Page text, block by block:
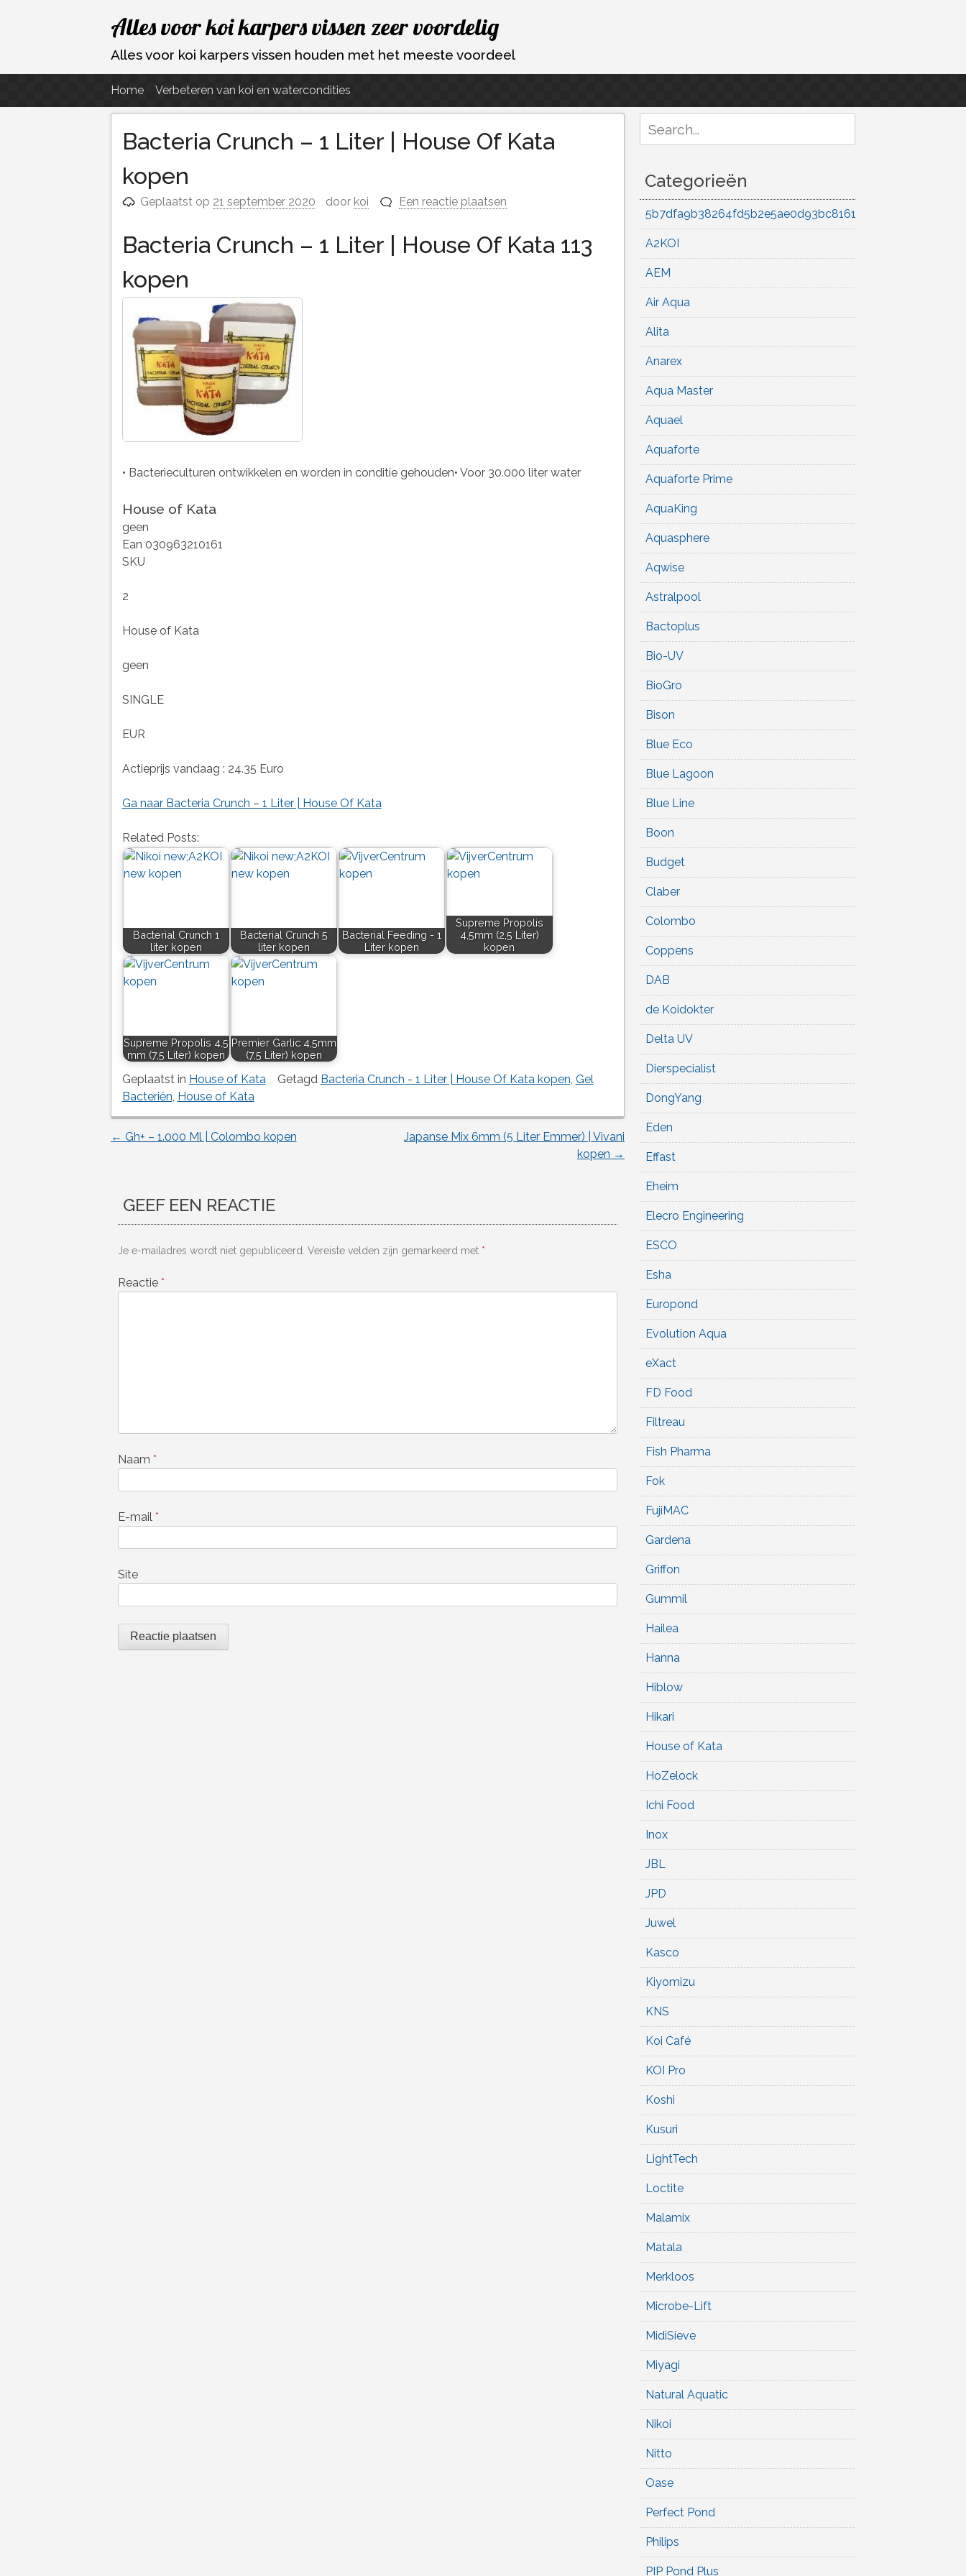
Ga
naar
de
Alles voor koi karpers vissen zeer voordelig
Alles voor koi karpers vissen houden met het meeste voordeel
Home Verbeteren van koi en watercondities
Bacteria Crunch – 1 Liter | House Of Kata
kopen
Geplaatst op 21 september 2020 door koi Een reactie plaatsen
Bacteria Crunch – 1 Liter | House Of Kata 113
kopen
• Bacterieculturen ontwikkelen en worden in conditie gehouden• Voor 30.000 liter water
House of Kata
geen
Ean 030963210161
SKU
2
House of Kata
geen
SINGLE
EUR
Actieprijs vandaag : 24.35 Euro
Ga naar Bacteria Crunch – 1 Liter | House Of Kata
Related Posts:
Bacterial Crunch 1
liter kopen
Bacterial Crunch 5
liter kopen
Bacterial Feeding - 1
Liter kopen
Supreme Propolis
4,5mm (2,5 Liter)
kopen
Supreme Propolis 4,5
mm (7,5 Liter) kopen
Premier Garlic 4,5mm
(7,5 Liter) kopen
Geplaatst in House of Kata Getagd Bacteria Crunch - 1 Liter | House Of Kata kopen, Gel
Bacteriën, House of Kata
Berichtnavigatie
← Gh+ – 1.000 Ml | Colombo kopen
Japanse Mix 6mm (5 Liter Emmer) | Vivani
kopen →
GEEF EEN REACTIE
Je e-mailadres wordt niet gepubliceerd. Vereiste velden zijn gemarkeerd met *
Reactie *
Naam *
E-mail *
Site
for:
Categorieën
5b7dfa9b38264fd5b2e5ae0d93bc8161
A2KOI
AEM
Air Aqua
Alita
Anarex
Aqua Master
Aquael
Aquaforte
Aquaforte Prime
AquaKing
Aquasphere
Aqwise
Astralpool
Bactoplus
Bio-UV
BioGro
Bison
Blue Eco
Blue Lagoon
Blue Line
Boon
Budget
Claber
Colombo
Coppens
DAB
de Koidokter
Delta UV
Dierspecialist
DongYang
Eden
Effast
Eheim
Elecro Engineering
ESCO
Esha
Europond
Evolution Aqua
eXact
FD Food
Filtreau
Fish Pharma
Fok
FujiMAC
Gardena
Griffon
Gummil
Hailea
Hanna
Hiblow
Hikari
House of Kata
HoZelock
Ichi Food
Inox
JBL
JPD
Juwel
Kasco
Kiyomizu
KNS
Koi Café
KOI Pro
Koshi
Kusuri
LightTech
Loctite
Malamix
Matala
Merkloos
Microbe-Lift
MidiSieve
Miyagi
Natural Aquatic
Nikoi
Nitto
Oase
Perfect Pond
Philips
PIP Pond Plus